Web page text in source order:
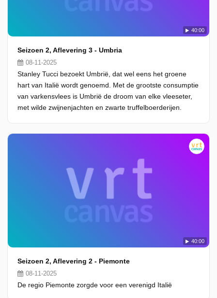
40:00
Seizoen 2, Aflevering 3 - Umbria
08-11-2025
Stanley Tucci bezoekt Umbrië, dat wel eens het groene
hart van Italië wordt genoemd. Met de grootste consumptie
van varkensvlees is Umbrië de droom van elke vleeseter,
met wilde zwijnenjachten en zwarte truffelboerderijen.
40:00
Seizoen 2, Aflevering 2 - Piemonte
08-11-2025
De regio Piemonte zorgde voor een verenigd Italië